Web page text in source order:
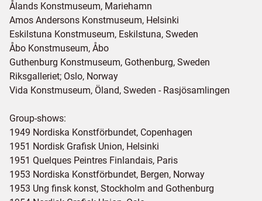
Ålands Konstmuseum, Mariehamn
Amos Andersons Konstmuseum, Helsinki
Eskilstuna Konstmuseum, Eskilstuna, Sweden
Åbo Konstmuseum, Åbo
Guthenburg Konstmuseum, Gothenburg, Sweden
Riksgalleriet; Oslo, Norway
Vida Konstmuseum, Öland, Sweden - Rasjösamlingen
Group-shows:
1949 Nordiska Konstförbundet, Copenhagen
1951 Nordisk Grafisk Union, Helsinki
1951 Quelques Peintres Finlandais, Paris
1953 Nordiska Konstförbundet, Bergen, Norway
1953 Ung finsk konst, Stockholm and Gothenburg